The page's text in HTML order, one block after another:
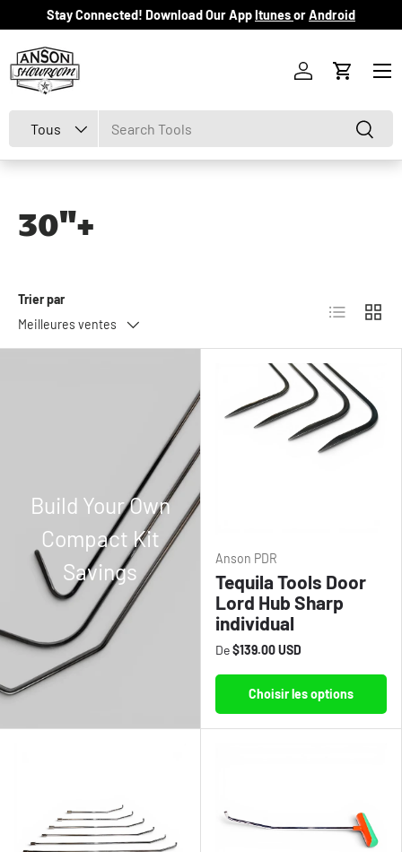
Aller au contenu
Stay Connected! Download Our AppItunesorAndroid
Tous
Se connecter
Panier
Menu
30"+
Trier par
Meilleures ventes
Liste Grille
Build Your Own
Compact Kit
Savings
Anson PDR
Tequila Tools Door
Lord Hub Sharp
individual
De$139.00 USD
Choisir les options